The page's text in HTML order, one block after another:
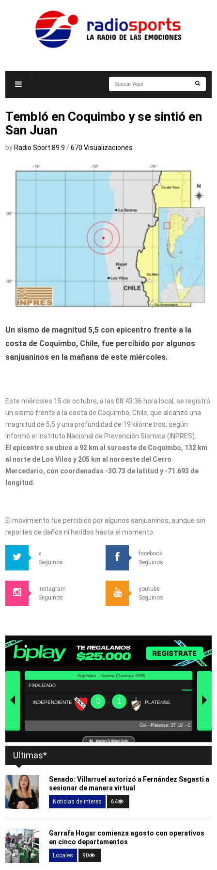
Tembló en Coquimbo y se sintió en
San Juan
by Radio Sport 89.9 /670 Visualizaciones
Un sismo de magnitud 5,5 con epicentro frente a la
costa de Coquimbo, Chile, fue percibido por algunos
sanjuaninos en la mañana de este miércoles.
Este miércoles 15 de octubre, a las 08:43:36 hora local, se registró
un sismo frente a la costa de Coquimbo, Chile, que alcanzó una
magnitud de 5,5 y una profundidad de 19 kilómetros, según
informó el Instituto Nacional de Prevención Sísmica (INPRES).
El epicentro se ubicó a 92 km al suroeste de Coquimbo, 132 km
al norte de Los Vilos y 205 km al noroeste del Cerro
Mercedario, con coordenadas -30.73 de latitud y -71.693 de
longitud
El movimiento fue percibido por algunos sanjuaninos, aunque sin
reportes de daños ni heridos hasta el momento.
x
Seguinos
facebook
Seguinos
instagram
Seguinos
youtube
Seguinos
Ultimas*
Senado: Villarruel autorizó a Fernández Sagasti a
sesionar de manera virtual
Noticias de interes 64
Garrafa Hogar comienza agosto con operativos
en cinco departamentos
Locales 90